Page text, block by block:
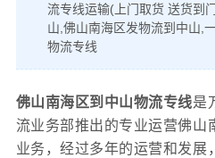
流专线运输(上门取货 送货到
山,佛山南海区发物流到中山,
物流专线
佛山南海区到中山物流专线是
流业务部推出的专业运营佛山
业务，经过多年的运营和发展